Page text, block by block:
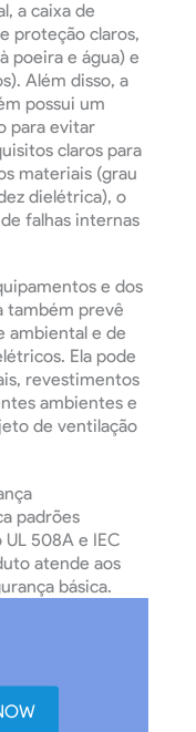
a caixa de
proteção claros,
poeira e água) e
Além disso, a
possui um
para evitar
claros para
materiais (grau
dielétrica), o
falhas internas
e dos
também prevê
ambiental e de
Ela pode
revestimentos
ambientes e
de ventilação
padrões
508A e IEC
atende aos
básica.